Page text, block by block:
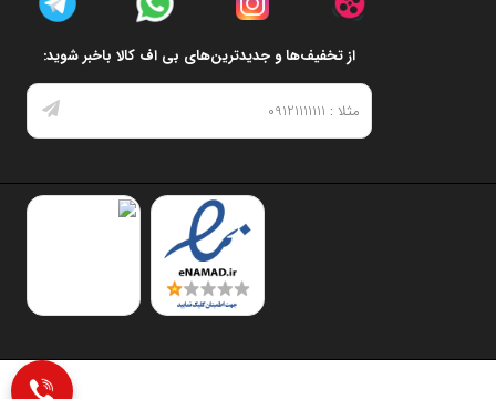
از تخفیف‌ها و جدیدترین‌های بی اف کالا باخبر شوید: